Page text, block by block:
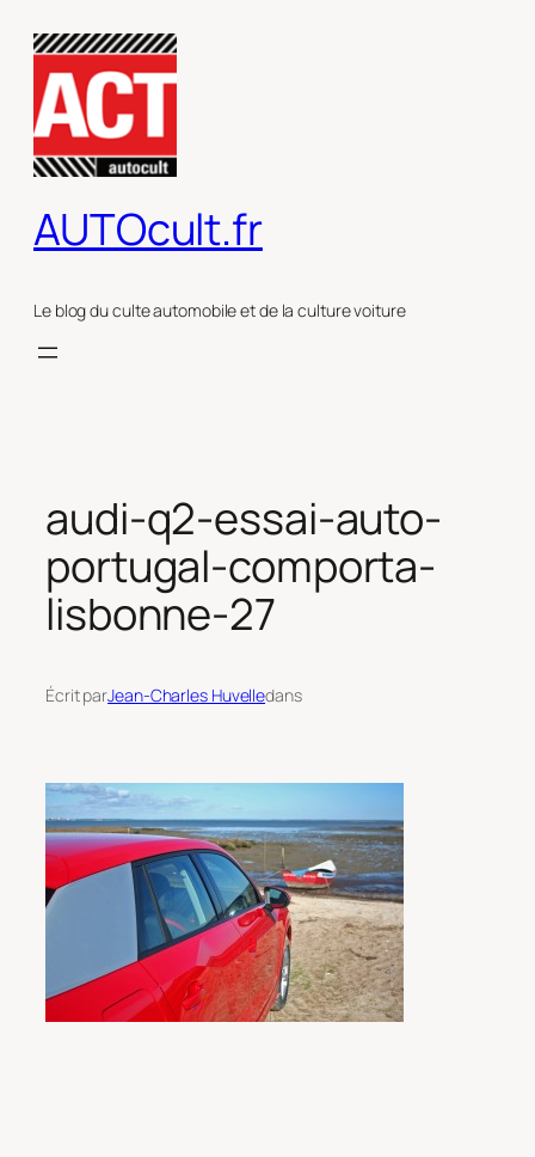
contenu
AUTOcult.fr
Le blog du culte automobile et de la culture voiture
audi-q2-essai-auto-
portugal-comporta-
lisbonne-27
Écrit parJean-Charles Huvelledans